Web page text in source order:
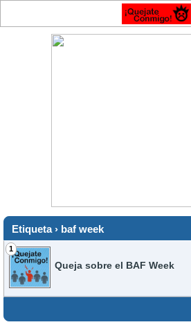
Etiqueta › baf week
1
Queja sobre el BAF Week